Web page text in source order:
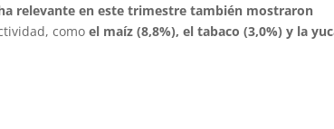
relevante en este trimestre también mostraron
comoel maíz (8,8%), el tabaco (3,0%) y la